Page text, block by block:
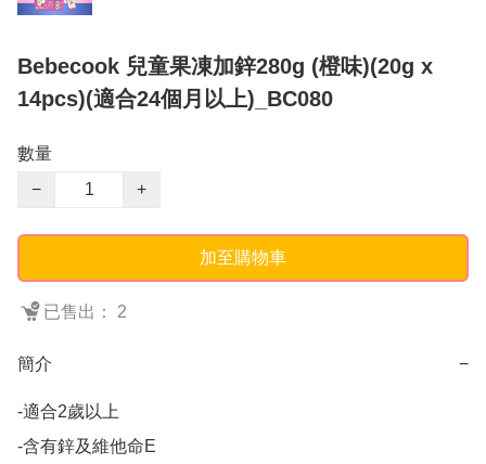
Bebecook 兒童果凍加鋅280g (橙味)(20g x
14pcs)(適合24個月以上)_BC080
數量
−
+
加至購物車
已售出： 2
簡介 −
-適合2歲以上
-含有鋅及維他命E